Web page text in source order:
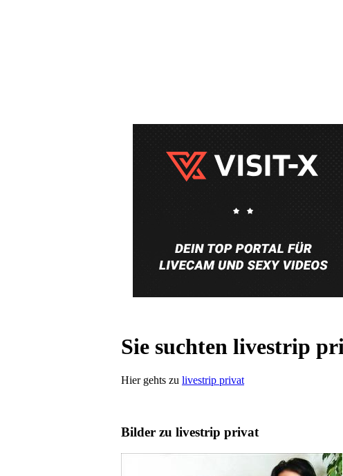
Sie suchten livestrip
Hier gehts zu livestrip privat
Bilder zu livestrip privat